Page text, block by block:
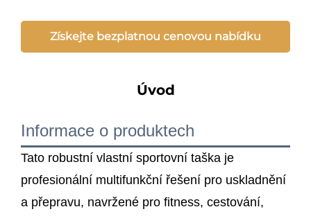
Získejte bezplatnou cenovou nabídku
Úvod
Informace o produktech
Tato robustní vlastní sportovní taška je
profesionální multifunkční řešení pro uskladnění
a přepravu, navržené pro fitness, cestování,